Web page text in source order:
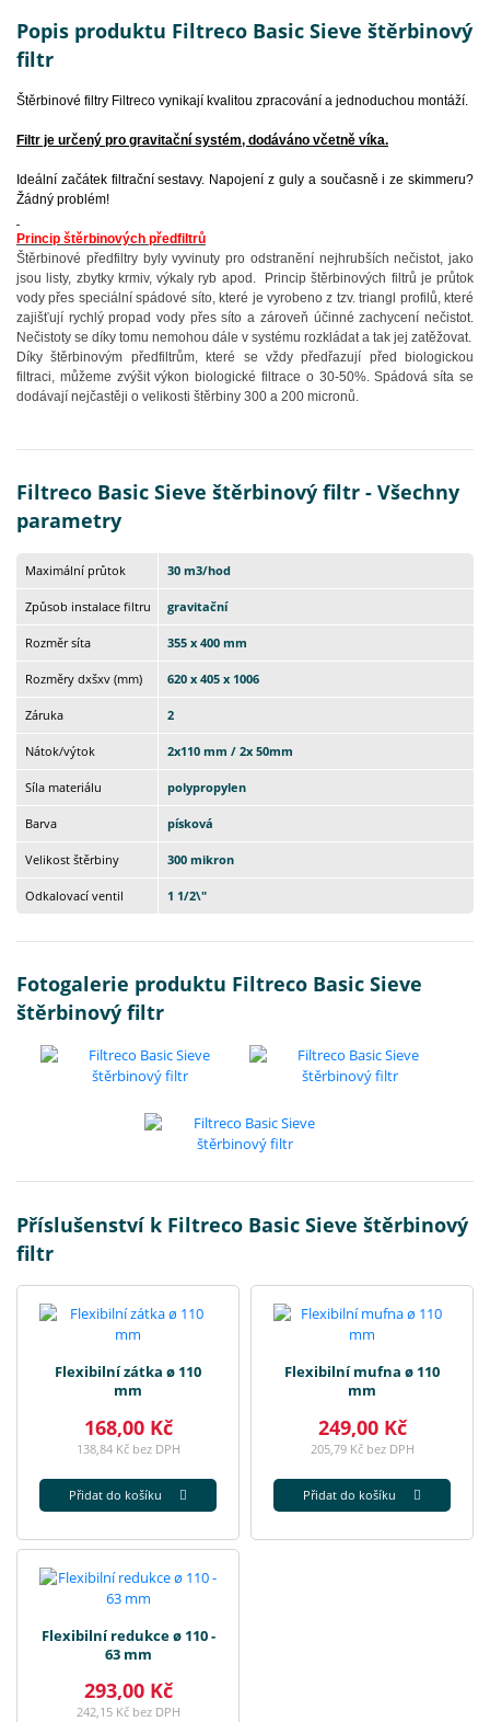
Popis produktu Filtreco Basic Sieve štěrbinový
filtr
Štěrbinové filtry Filtreco vynikají kvalitou zpracování a jednoduchou montáží.
Filtr je určený pro gravitační systém, dodáváno včetně víka.
Ideální začátek filtrační sestavy. Napojení z guly a současně i ze skimmeru?
Žádný problém!
Princip štěrbinových předfiltrů
Štěrbinové předfiltry byly vyvinuty pro odstranění nejhrubších nečistot, jako
jsou listy, zbytky krmiv, výkaly ryb apod. Princip štěrbinových filtrů je průtok
vody přes speciální spádové síto, které je vyrobeno z tzv. triangl profilů, které
zajišťují rychlý propad vody přes síto a zároveň účinné zachycení nečistot.
Nečistoty se díky tomu nemohou dále v systému rozkládat a tak jej zatěžovat.
Díky štěrbinovým předfiltrům, které se vždy předřazují před biologickou
filtraci, můžeme zvýšit výkon biologické filtrace o 30-50%. Spádová síta se
dodávají nejčastěji o velikosti štěrbiny 300 a 200 micronů.
Filtreco Basic Sieve štěrbinový filtr - Všechny
parametry
Maximální průtok 30 m3/hod
Způsob instalace filtru gravitační
Rozměr síta 355 x 400 mm
Rozměry dxšxv (mm) 620 x 405 x 1006
Záruka 2
Nátok/výtok 2x110 mm / 2x 50mm
Síla materiálu polypropylen
Barva písková
Velikost štěrbiny 300 mikron
Odkalovací ventil 1 1/2\"
Fotogalerie produktu Filtreco Basic Sieve
štěrbinový filtr
Příslušenství k Filtreco Basic Sieve štěrbinový
filtr
Flexibilní zátka ø 110
mm
168,00 Kč
138,84 Kč bez DPH
Přidat do košíku
Flexibilní mufna ø 110
mm
249,00 Kč
205,79 Kč bez DPH
Přidat do košíku
Flexibilní redukce ø 110 -
63 mm
293,00 Kč
242,15 Kč bez DPH